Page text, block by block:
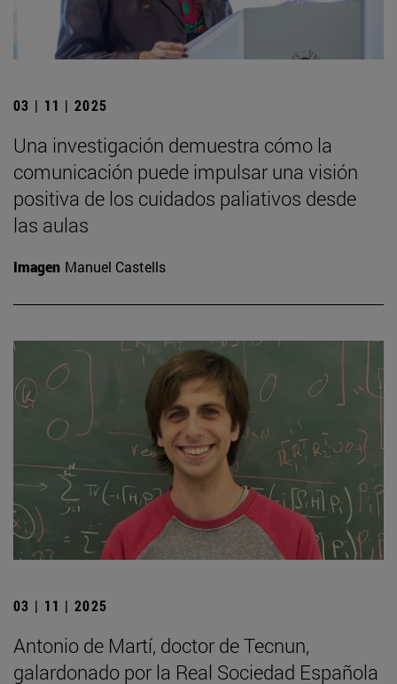
03 | 11 | 2025
Una investigación demuestra cómo la
comunicación puede impulsar una visión
positiva de los cuidados paliativos desde
las aulas
Imagen Manuel Castells
03 | 11 | 2025
Antonio de Martí, doctor de Tecnun,
galardonado por la Real Sociedad Española